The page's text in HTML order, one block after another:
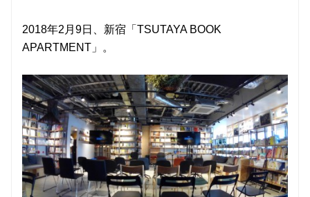
2018年2月9日、新宿「TSUTAYA BOOK
APARTMENT」。